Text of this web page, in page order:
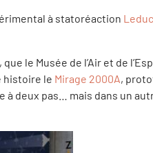
à statoréaction
le Musée de l’Air et de
histoire le Mirage 2000A,
à deux pas… mais dans un